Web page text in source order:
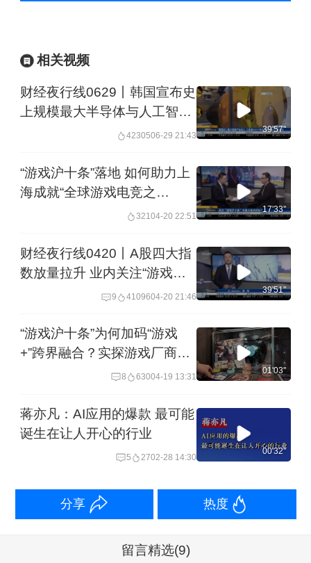
相关视频
财经夜行线0629丨韩国宣布史
上规模最大半导体与人工智能
投资计划 万亿韩元押注AI能否
4230506-29 21:43
39'57''
“游戏沪十条”落地 如何助力上
海成就“全球游戏电竞之
32104-20 22:51
17'33''
财经夜行线0420丨A股四大指
数放量拉升 业内关注“游戏沪
十条”如何提供全链条支持
9 4109604-20 21:46
39'51''
“游戏沪十条”为何加码“游戏
+”跨界融合？实探游戏厂商：
原创IP的文化吸引力还在屏幕
8 63004-19 13:31
01'03''
蒋亦凡：AI应用的爆款 最可能
诞生在让人开心的行业
5 2702-28 14:30
00'32''
分享 热度
留言精选(9)